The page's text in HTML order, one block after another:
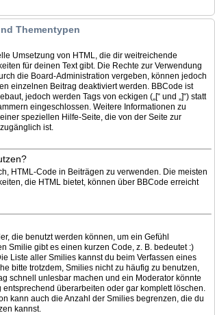
Thementypen
Umsetzung von HTML, die dir weitreichende
für deinen Text gibt. Die Rechte zur Verwendung
die Board-Administration vergeben, können jedoch
einzelnen Beitrag deaktiviert werden. BBCode ist
jedoch werden Tags von eckigen („[“ und „]“) statt
eingeschlossen. Weitere Informationen zu
speziellen Hilfe-Seite, die von der Seite zur
ist.
HTML-Code in Beiträgen zu verwenden. Die meisten
die HTML bietet, können über BBCode erreicht
die benutzt werden können, um ein Gefühl
Smilie gibt es einen kurzen Code, z. B. bedeutet :)
Liste aller Smilies kannst du beim Verfassen eines
bitte trotzdem, Smilies nicht zu häufig zu benutzen,
schnell unlesbar machen und ein Moderator könnte
überarbeiten oder gar komplett löschen.
kann auch die Anzahl der Smilies begrenzen, die du
kannst.